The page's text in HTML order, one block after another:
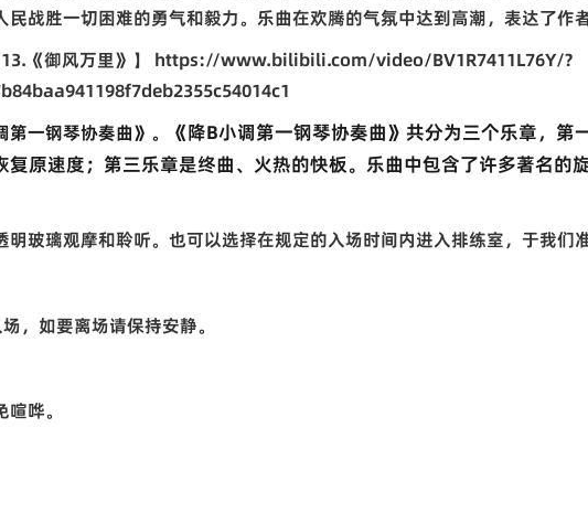
战胜一切困难的勇气和毅力。乐曲在欢腾的气氛中达到高潮，表达了作
13. 《御风万里》】
https://www.bilibili.com/video/BV1R7411L76Y/?
第一钢琴协奏曲》。 《降B小调第一钢琴协奏曲》共分为三个乐章，第
原速度；第三乐章是终曲、火热的快板。乐曲中包含了许多著名的
玻璃观摩和聆听。也可以选择在规定的入场时间内进入排练室，于我们
，如要离场请保持安静。
哗。